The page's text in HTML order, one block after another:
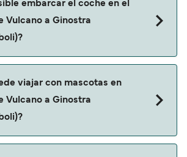
(Stromboli) con:
Fast Ferries
embarcar el coche en el
Vulcano a Ginostra
con
viajar con mascotas en
Vulcano a Ginostra